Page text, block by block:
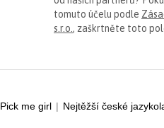
tomuto účelu podle
s.r.o. , zaškrtněte toto
Pick me girl | Nejtěžší české